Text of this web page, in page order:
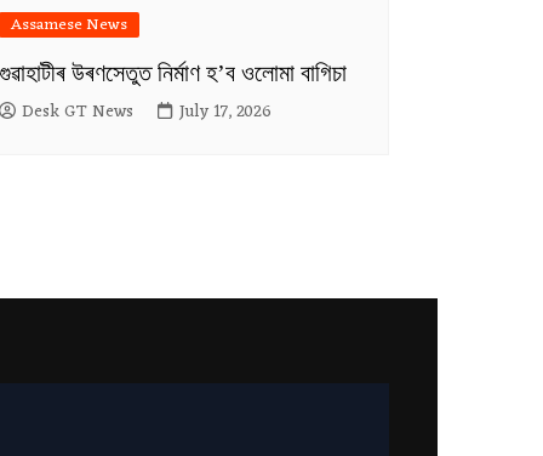
Assamese News
উৰণসেতুত নিৰ্মাণ হ’ব ওলোমা বাগিচা
Desk GT News July 17, 2026